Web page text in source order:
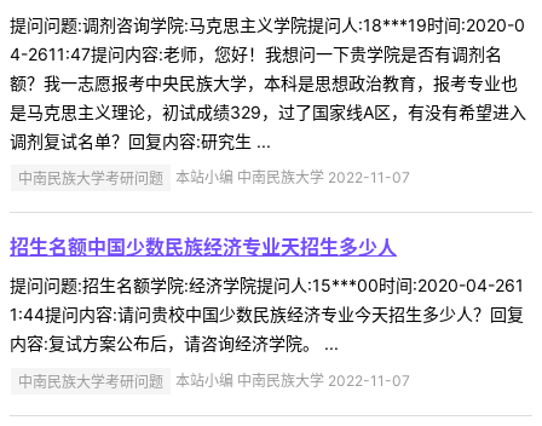
提问问题:调剂咨询学院:马克思主义学院提问人:18***19时间:2020-0
4-2611:47提问内容:老师，您好！我想问一下贵学院是否有调剂名
额？我一志愿报考中央民族大学，本科是思想政治教育，报考专业也
是马克思主义理论，初试成绩329，过了国家线A区，有没有希望进入
调剂复试名单？回复内容:研究生 ...
中南民族大学考研问题 本站小编 中南民族大学 2022-11-07
招生名额中国少数民族经济专业天招生多少人
提问问题:招生名额学院:经济学院提问人:15***00时间:2020-04-261
1:44提问内容:请问贵校中国少数民族经济专业今天招生多少人？回复
内容:复试方案公布后，请咨询经济学院。 ...
中南民族大学考研问题 本站小编 中南民族大学 2022-11-07